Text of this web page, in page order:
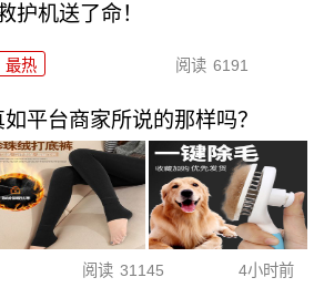
护机送了命！
最热 阅读 6191
平台商家所说的那样吗？
阅读 31145 4小时前